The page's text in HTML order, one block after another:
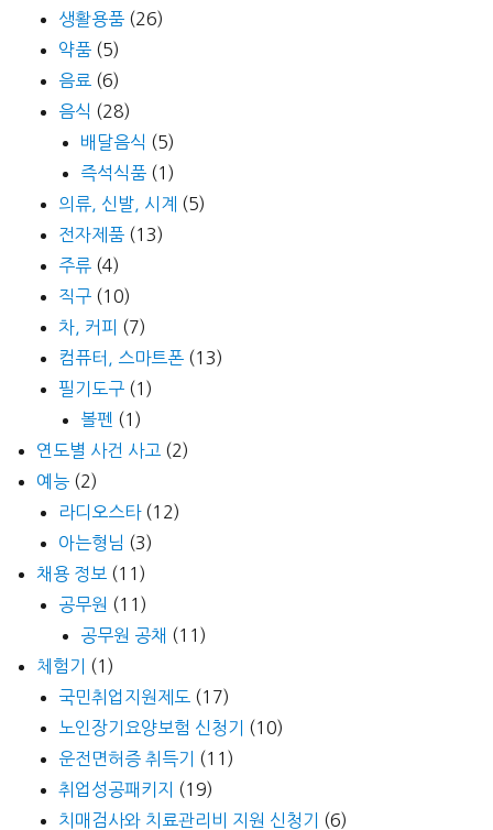
생활용품 (26)
약품 (5)
음료 (6)
음식 (28)
배달음식 (5)
즉석식품 (1)
의류, 신발, 시계 (5)
전자제품 (13)
주류 (4)
직구 (10)
차, 커피 (7)
컴퓨터, 스마트폰 (13)
필기도구 (1)
볼펜 (1)
연도별 사건 사고 (2)
예능 (2)
라디오스타(12)
아는형님 (3)
채용 정보 (11)
공무원 (11)
공무원 공채 (11)
체험기
(1)
국민취업지원제도 (17)
노인장기요양보험 신청기
(10)
운전면허증 취득기
(11)
취업성공패키지
(19)
치매검사와 치료관리비 지원 신청기
(6)